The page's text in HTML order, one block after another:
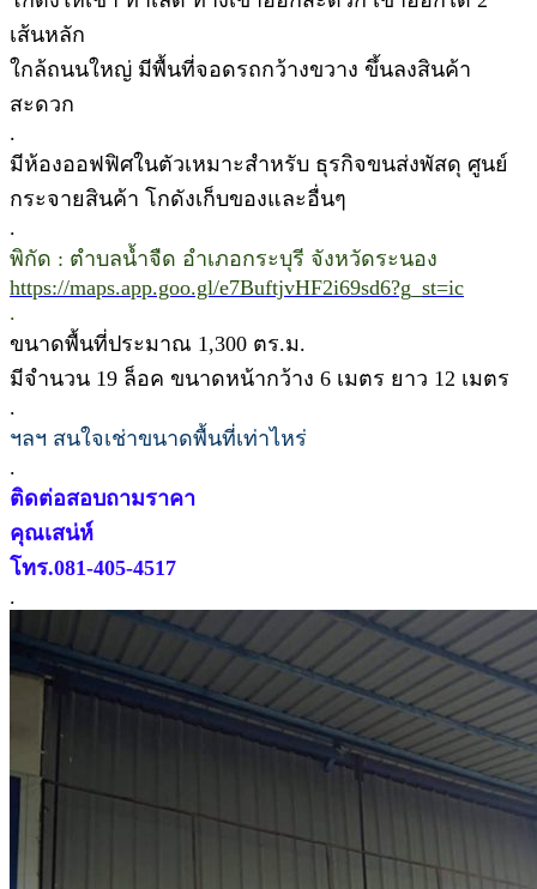
เส้นหลัก
ใกล้ถนนใหญ่ มีพื้นที่จอดรถกว้างขวาง ขึ้นลงสินค้า
สะดวก
.
มีห้องออฟฟิศในตัวเหมาะสำหรับ ธุรกิจขนส่งพัสดุ ศูนย์
กระจายสินค้า โกดังเก็บของและอื่นๆ
.
พิกัด : ตำบลน้ำจืด อำเภอกระบุรี จังหวัดระนอง
https://maps.app.goo.gl/e7BuftjvHF2i69sd6?g_st=ic
.
ขนาดพื้นที่ประมาณ 1,300 ตร.ม.
มีจำนวน 19 ล็อค ขนาดหน้ากว้าง 6 เมตร ยาว 12 เมตร
.
ฯลฯ สนใจเช่าขนาดพื้นที่เท่าไหร่
.
ติดต่อสอบถามราคา
คุณเสน่ห์
โทร.081-405-4517
.